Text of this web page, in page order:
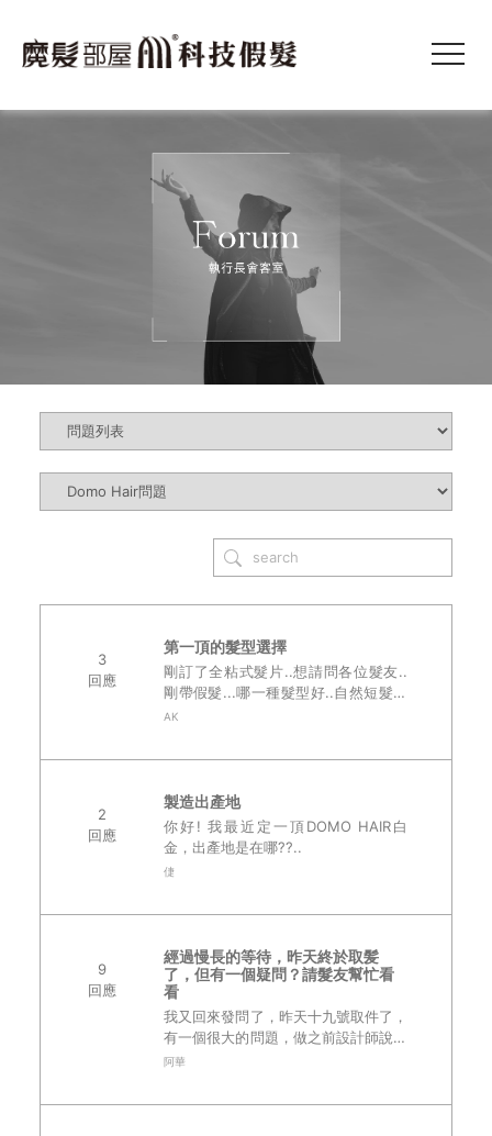
3
回應
第一頂的髮型選擇
剛訂了全粘式髮片..想請問各位髮友..
剛帶假髮...哪一種髮型好..自然短髮根
原先的髮型接近的..還是自己夢寐以求
AK
2
回應
製造出產地
你好! 我最近定一頂DOMO HAIR白
金，出產地是在哪??..
倢
9
回應
經過慢長的等待，昨天終於取髪
了，但有一個疑問？請髮友幫忙看
看
我又回來發問了，昨天十九號取件了，
有一個很大的問題，做之前設計師說抓
前窄後寬，不過成品感覺上是相反的，
阿華